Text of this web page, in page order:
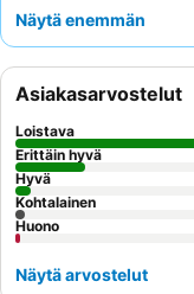
poikkeuksellisen
länsimaisia
harkitseriksakyydin
alueeseen
Näytä enemmän
Asiakasarvostelut
Loistava
Erittäin hyvä
Hyvä
Kohtalainen
Huono
Näytä arvostelut